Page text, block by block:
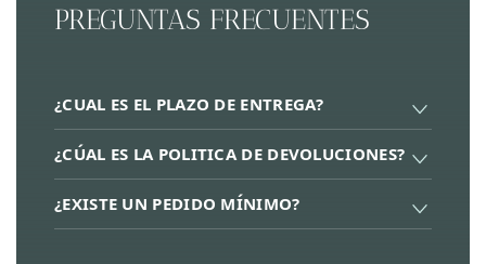
PREGUNTAS FRECUENTES
¿CUAL ES EL PLAZO DE ENTREGA?
¿CÚAL ES LA POLITICA DE DEVOLUCIONES?
¿EXISTE UN PEDIDO MÍNIMO?